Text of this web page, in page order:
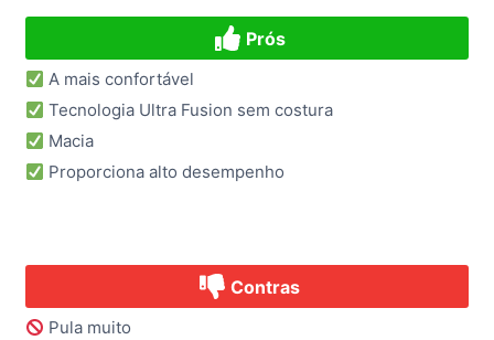
Prós
A mais confortável
Tecnologia Ultra Fusion sem costura
Macia
Proporciona alto desempenho
Contras
Pula muito